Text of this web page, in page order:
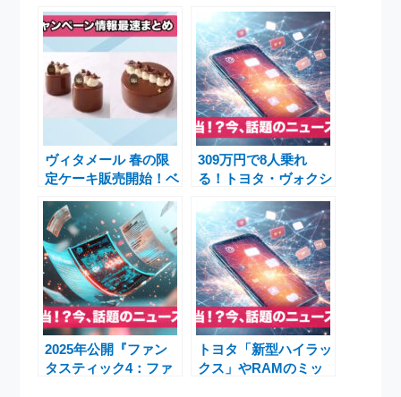
ヴィタメール 春の限
定ケーキ販売開始！ベ
イーツを楽しむ季節
309万円で8人乗れ
る！トヨタ・ヴォクシ
徹底解説【2025年モ
デルマイチェン速報
付】
2025年公開『ファン
タスティック4：ファ
トヨタ「新型ハイラッ
クス」やRAMのミッ